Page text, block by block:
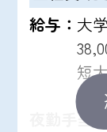
給与： 大
短
高
夜勤手当：